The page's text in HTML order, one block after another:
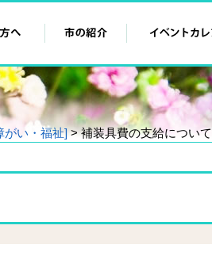
がい・福祉]> 補装具費の支給について